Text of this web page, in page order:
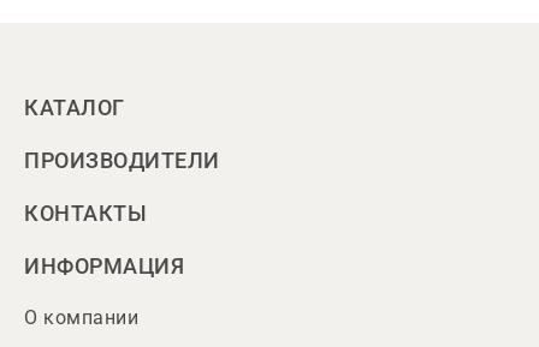
КАТАЛОГ
ПРОИЗВОДИТЕЛИ
КОНТАКТЫ
ИНФОРМАЦИЯ
О компании